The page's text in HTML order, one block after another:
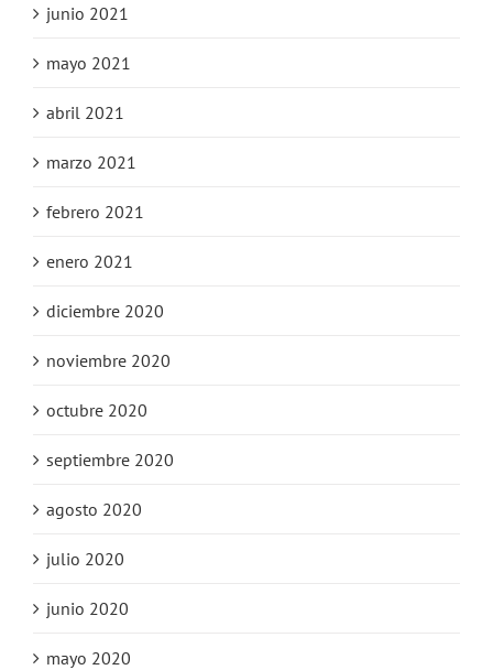
junio 2021
mayo 2021
abril 2021
marzo 2021
febrero 2021
enero 2021
diciembre 2020
noviembre 2020
octubre 2020
septiembre 2020
agosto 2020
julio 2020
junio 2020
mayo 2020